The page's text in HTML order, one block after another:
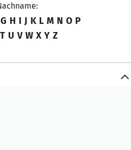
G H I J K L M N O P
T U V W X Y Z